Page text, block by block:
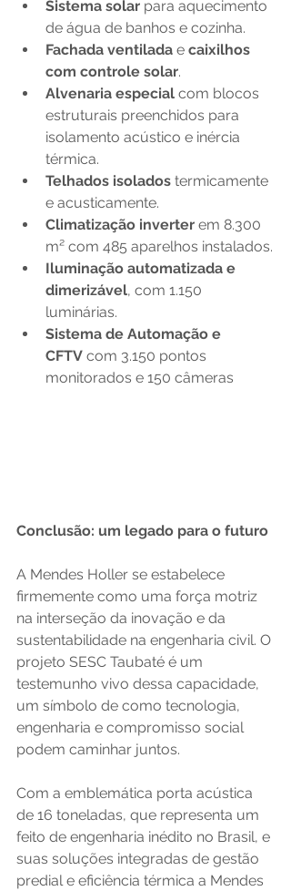
Sistema solar para aquecimento
de água de banhos e cozinha.
Fachada ventilada e caixilhos
com controle solar.
Alvenaria especial com blocos
estruturais preenchidos para
isolamento acústico e inércia
térmica.
Telhados isolados termicamente
e acusticamente.
Climatização inverter em 8.300
m² com 485 aparelhos instalados.
Iluminação automatizada e
dimerizável, com 1.150
luminárias.
Sistema de Automação e
CFTV com 3.150 pontos
monitorados e 150 câmeras
Conclusão: um legado para o futuro
A Mendes Holler se estabelece
firmemente como uma força motriz
na interseção da inovação e da
sustentabilidade na engenharia civil. O
projeto SESC Taubaté é um
testemunho vivo dessa capacidade,
um símbolo de como tecnologia,
engenharia e compromisso social
podem caminhar juntos.
Com a emblemática porta acústica
de 16 toneladas, que representa um
feito de engenharia inédito no Brasil, e
suas soluções integradas de gestão
predial e eficiência térmica a Mendes